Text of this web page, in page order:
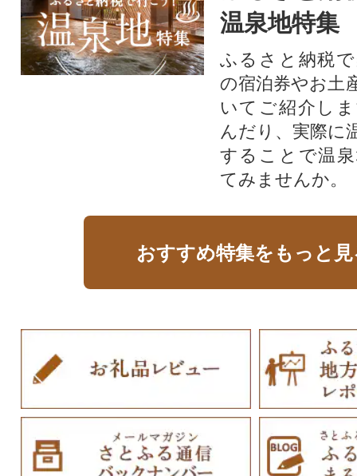
温泉地特集
ふるさと納税
の宿泊券やお土
いてご紹介し
んだり、実際に
することで温
てみませんか。
おすすめ特集をもっと